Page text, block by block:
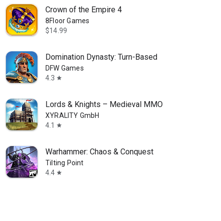
Crown of the Empire 4
8Floor Games
$14.99
Domination Dynasty: Turn-Based
DFW Games
4.3 star
Lords & Knights – Medieval MMO
XYRALITY GmbH
4.1
star
Warhammer: Chaos & Conquest
Tilting Point
4.4 star